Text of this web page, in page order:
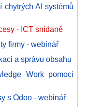
chytrých AI systémů
- ICT snídaně
firmy - webinář
a správu obsahu
Work pomocí
s Odoo - webinář